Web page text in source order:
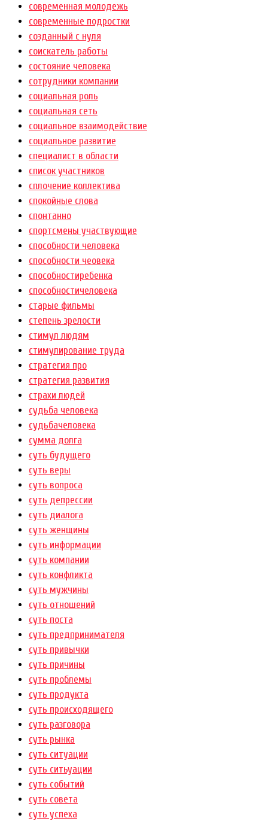
современная молодежь
современные подростки
созданный с нуля
соискатель работы
состояние человека
сотрудники компании
социальная роль
социальная сеть
социальное взаимодействие
социальное развитие
специалист в области
список участников
сплочение коллектива
спокойные слова
спонтанно
спортсмены участвующие
способности человека
способности чеовека
способностиребенка
способностичеловека
старые фильмы
степень зрелости
стимул людям
стимулирование труда
стратегия про
стратегия развития
страхи людей
судьба человека
судьбачеловека
сумма долга
суть будущего
суть веры
суть вопроса
суть депрессии
суть диалога
суть женщины
суть информации
суть компании
суть конфликта
суть мужчины
суть отношений
суть поста
суть предпринимателя
суть привычки
суть причины
суть проблемы
суть продукта
суть происходящего
суть разговора
суть рынка
суть ситуации
суть ситьуации
суть событий
суть совета
суть успеха